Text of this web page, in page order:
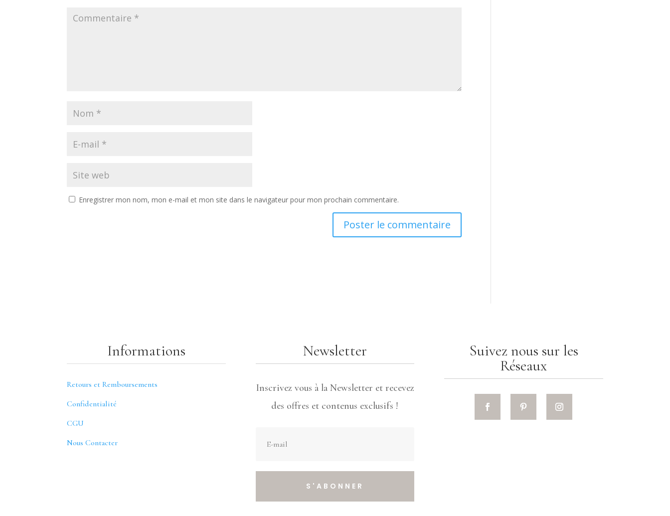
Enregistrer mon nom, mon e-mail et mon site dans le navigateur pour mon prochain commentaire.
Informations
Retours et Remboursements
Confidentialité
CGU
Nous Contacter
Newsletter
Inscrivez vous à la Newsletter et recevez
des offres et contenus exclusifs !
S'ABONNER
Suivez nous sur les
Réseaux